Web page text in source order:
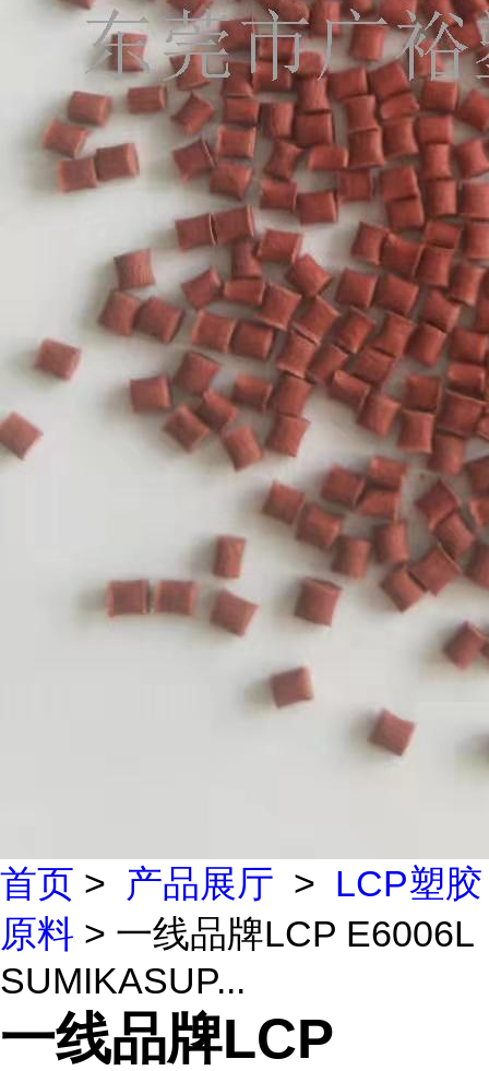
首页 > 产品展厅 > LCP塑胶
原料 > 一线品牌LCP E6006L
SUMIKASUP...
一线品牌LCP